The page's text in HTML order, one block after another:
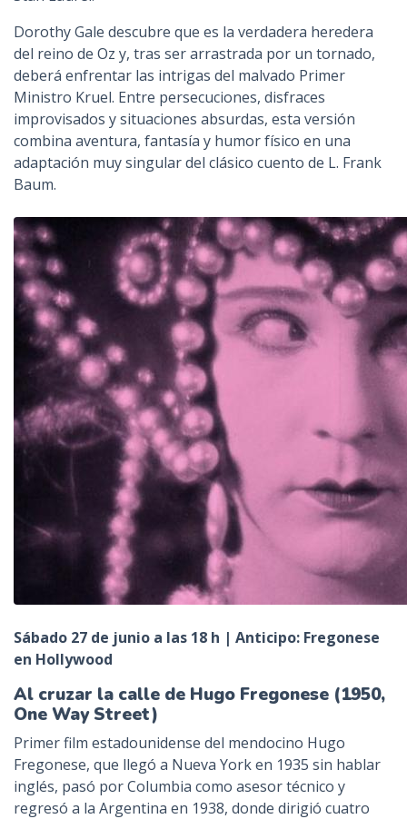
Dorothy Gale descubre que es la verdadera heredera
del reino de Oz y, tras ser arrastrada por un tornado,
deberá enfrentar las intrigas del malvado Primer
Ministro Kruel. Entre persecuciones, disfraces
improvisados y situaciones absurdas, esta versión
combina aventura, fantasía y humor físico en una
adaptación muy singular del clásico cuento de L. Frank
Baum.
Sábado 27 de junio a las 18 h | Anticipo: Fregonese
en Hollywood
Al cruzar la calle de Hugo Fregonese (1950,
One Way Street)
Primer film estadounidense del mendocino Hugo
Fregonese, que llegó a Nueva York en 1935 sin hablar
inglés, pasó por Columbia como asesor técnico y
regresó a la Argentina en 1938, donde dirigió cuatro